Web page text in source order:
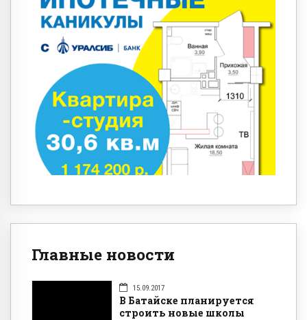
Главные новости
15.09.2017
В Батайске планируется
строить новые школы